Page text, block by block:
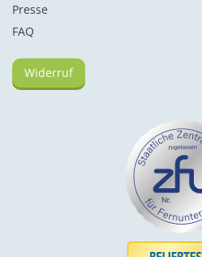
Presse
FAQ
Widerruf